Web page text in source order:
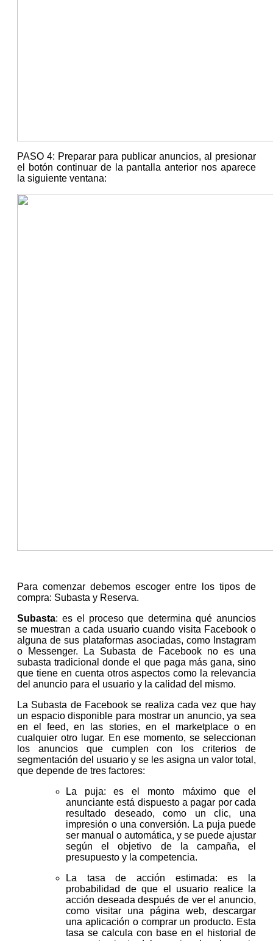
PASO 4: Preparar para publicar anuncios, al presionar
el botón continuar de la pantalla anterior nos aparece
la siguiente ventana:
Para comenzar debemos escoger entre los tipos de
compra: Subasta y Reserva.
Subasta: es el proceso que determina qué anuncios
se muestran a cada usuario cuando visita Facebook o
alguna de sus plataformas asociadas, como Instagram
o Messenger. La Subasta de Facebook no es una
subasta tradicional donde el que paga más gana, sino
que tiene en cuenta otros aspectos como la relevancia
del anuncio para el usuario y la calidad del mismo.
La Subasta de Facebook se realiza cada vez que hay
un espacio disponible para mostrar un anuncio, ya sea
en el feed, en las stories, en el marketplace o en
cualquier otro lugar. En ese momento, se seleccionan
los anuncios que cumplen con los criterios de
segmentación del usuario y se les asigna un valor total,
que depende de tres factores:
La puja: es el monto máximo que el
anunciante está dispuesto a pagar por cada
resultado deseado, como un clic, una
impresión o una conversión. La puja puede
ser manual o automática, y se puede ajustar
según el objetivo de la campaña, el
presupuesto y la competencia.
La tasa de acción estimada: es la
probabilidad de que el usuario realice la
acción deseada después de ver el anuncio,
como visitar una página web, descargar
una aplicación o comprar un producto. Esta
tasa se calcula con base en el historial de